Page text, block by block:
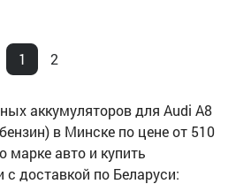
1 2
аккумуляторов для Audi A8
в Минске по цене от 510
марке авто и купить
доставкой по Беларуси: